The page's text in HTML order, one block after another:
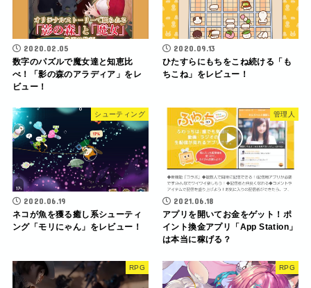
2020.02.05
数字のパズルで魔女達と知恵比
べ！「影の森のアラディア」をレ
ビュー！
2020.09.13
ひたすらにもちをこね続ける「も
ちこね」をレビュー！
シューティング
2020.06.19
ネコが魚を獲る癒し系シューティ
ング「モリにゃん」をレビュー！
管理人
2021.06.18
アプリを開いてお金をゲット！ポ
イント換金アプリ「App Station」
は本当に稼げる？
RPG RPG